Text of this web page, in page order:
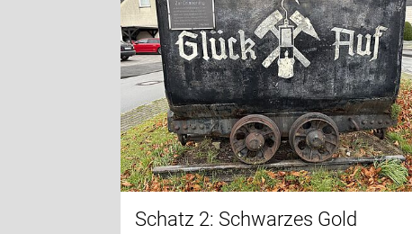
Schatz 2: Schwarzes Gold